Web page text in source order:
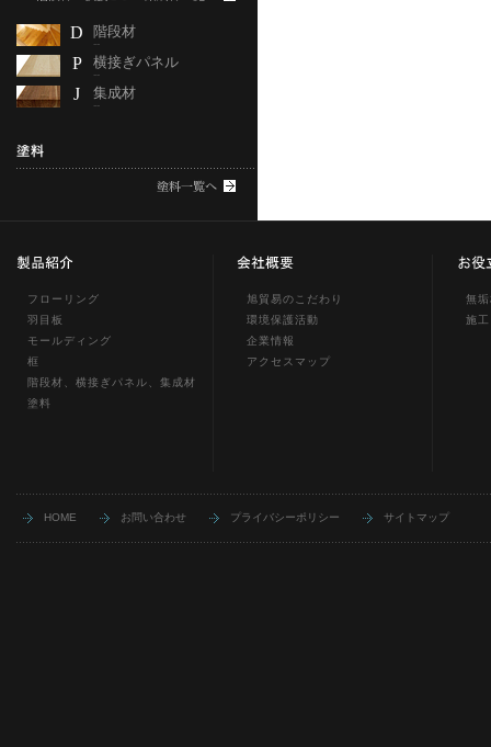
D 階段材
--
P 横接ぎパネル
--
J 集成材
--
フローリング
羽目板
モールディング
框
階段材、横接ぎパネル、集成材
塗料
旭貿易のこだわり
環境保護活動
企業情報
アクセスマップ
無
施
HOME お問い合わせ プライバシーポリシー サイトマップ